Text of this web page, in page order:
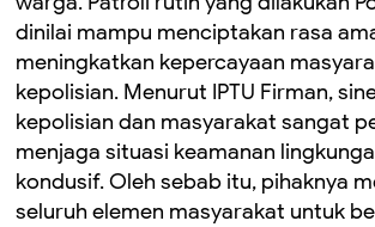
dinilai mampu menciptakan rasa
meningkatkan kepercayaan
kepolisian. Menurut IPTU Firman,
kepolisian dan masyarakat sangat
menjaga situasi keamanan
kondusif. Oleh sebab itu, pihaknya
seluruh elemen masyarakat untuk